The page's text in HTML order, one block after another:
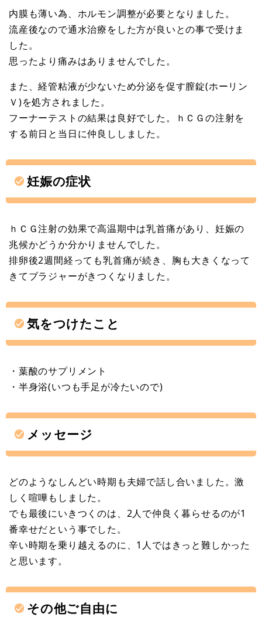
内膜も薄い為、ホルモン調整が必要となりました。
流産後なので通水治療をした方が良いとの事で受けま
した。
思ったより痛みはありませんでした。
また、経管粘液が少ないため分泌を促す膣錠(ホーリン
Ｖ)を処方されました。
フーナーテストの結果は良好でした。ｈＣＧの注射を
する前日と当日に仲良ししました。
妊娠の症状
ｈＣＧ注射の効果で高温期中は乳首痛があり、妊娠の
兆候かどうか分かりませんでした。
排卵後2週間経っても乳首痛が続き、胸も大きくなって
きてブラジャーがきつくなりました。
気をつけたこと
・葉酸のサプリメント
・半身浴(いつも手足が冷たいので)
メッセージ
どのようなしんどい時期も夫婦で話し合いました。激
しく喧嘩もしました。
でも最後にいきつくのは、2人で仲良く暮らせるのが1
番幸せだという事でした。
辛い時期を乗り越えるのに、1人ではきっと難しかった
と思います。
その他ご自由に